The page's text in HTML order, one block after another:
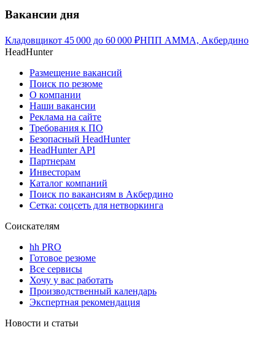
Вакансии дня
Кладовщикот 45 000 до 60 000 ₽НПП АММА, Акбердино
HeadHunter
Размещение вакансий
Поиск по резюме
О компании
Наши вакансии
Реклама на сайте
Требования к ПО
Безопасный HeadHunter
HeadHunter API
Партнерам
Инвесторам
Каталог компаний
Поиск по вакансиям в Акбердино
Сетка: соцсеть для нетворкинга
Соискателям
hh PRO
Готовое резюме
Все сервисы
Хочу у вас работать
Производственный календарь
Экспертная рекомендация
Новости и статьи